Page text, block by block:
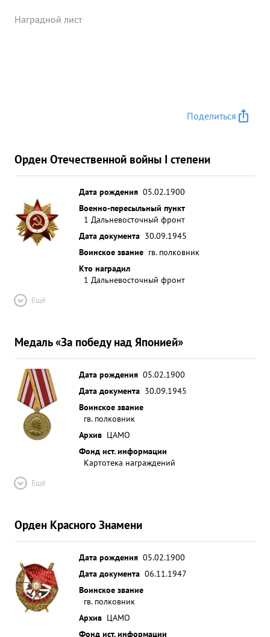
Наградной лист
Поделиться
Орден Отечественной войны I степени
Дата рождения 05.02.1900
Военно-пересыльный пункт
1 Дальневосточный фронт
Дата документа 30.09.1945
Воинское звание гв. полковник
Кто наградил
1 Дальневосточный фронт
Ещё
Медаль «За победу над Японией»
Дата рождения 05.02.1900
Дата документа 30.09.1945
Воинское звание
гв. полковник
Архив ЦАМО
Фонд ист. информации
Картотека награждений
Ещё
Орден Красного Знамени
Дата рождения 05.02.1900
Дата документа 06.11.1947
Воинское звание
гв. полковник
Архив ЦАМО
Фонд ист. информации